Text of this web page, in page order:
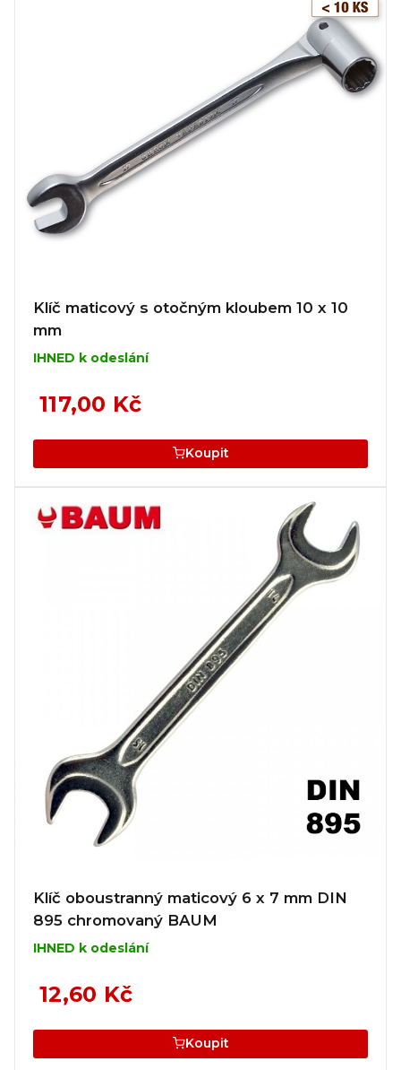
Klíč maticový s otočným kloubem 10 x 10
mm
IHNED k odeslání
117,00 Kč
Koupit
Klíč oboustranný maticový 6 x 7 mm DIN
895 chromovaný BAUM
IHNED k odeslání
12,60 Kč
Koupit